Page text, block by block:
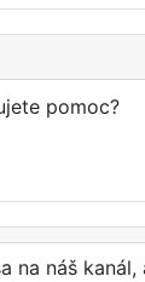
pomoc?
na náš kanál,